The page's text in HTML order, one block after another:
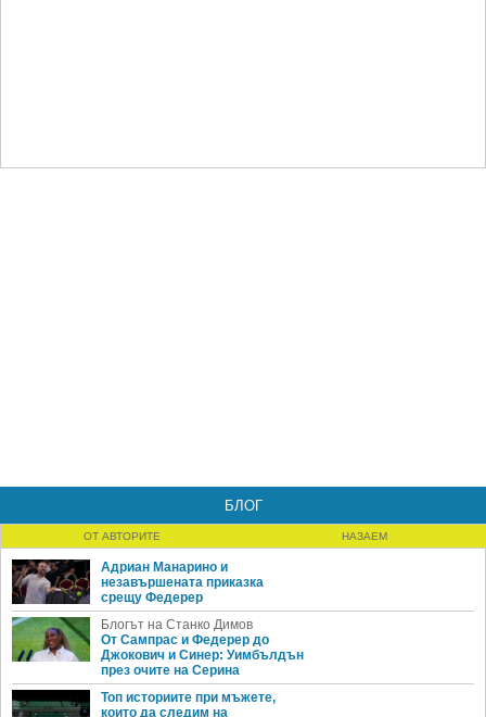
БЛОГ
ОТ АВТОРИТЕ НАЗАЕМ
Адриан Манарино и
незавършената приказка
срещу Федерер
Блогът на Станко Димов
От Сампрас и Федерер до
Джокович и Синер: Уимбълдън
през очите на Серина
Топ историите при мъжете,
които да следим на